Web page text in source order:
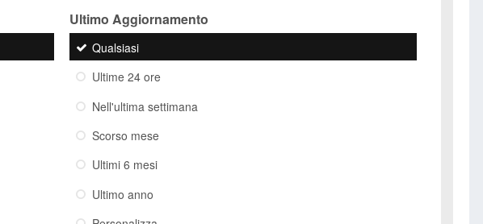
Ultimo Aggiornamento
Qualsiasi
Ultime 24 ore
Nell'ultima settimana
Scorso mese
Ultimi 6 mesi
Ultimo anno